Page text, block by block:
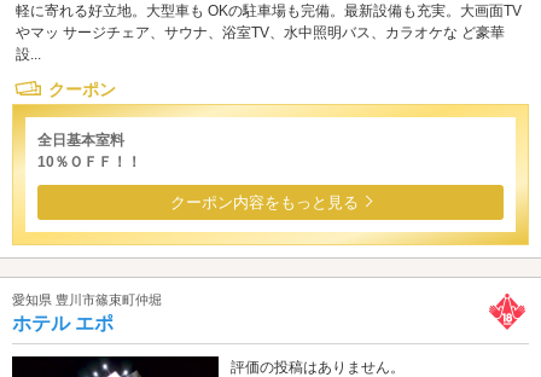
軽に寄れる好立地。大型車も OKの駐車場も完備。最新設備も充実。大画面TV
やマッ サージチェア、サウナ、浴室TV、水中照明バス、カラオケな ど豪華
設...
クーポン
全日基本室料
10％ＯＦＦ！！
クーポン内容をもっと見る
愛知県 豊川市篠束町仲堀
ホテル エポ
評価の投稿はありません。